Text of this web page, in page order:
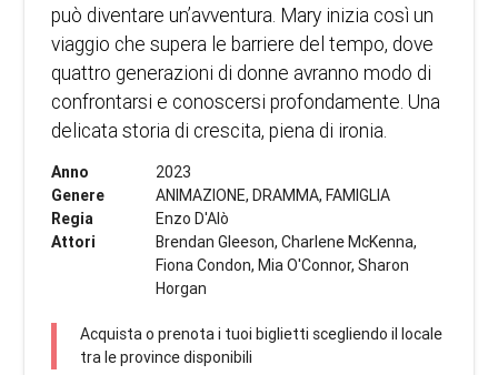
può diventare un’avventura. Mary inizia così un
viaggio che supera le barriere del tempo, dove
quattro generazioni di donne avranno modo di
confrontarsi e conoscersi profondamente. Una
delicata storia di crescita, piena di ironia.
Anno
2023
Genere
ANIMAZIONE, DRAMMA, FAMIGLIA
Regia
Enzo D'Alò
Attori
Brendan Gleeson, Charlene McKenna,
Fiona Condon, Mia O'Connor, Sharon
Horgan
Acquista o prenota i tuoi biglietti scegliendo il locale
tra le province disponibili